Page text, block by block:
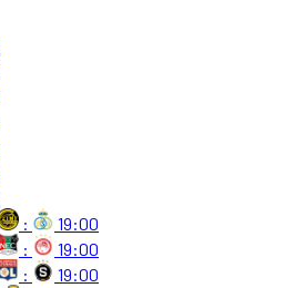
:
19:00
:
19:00
:
19:00